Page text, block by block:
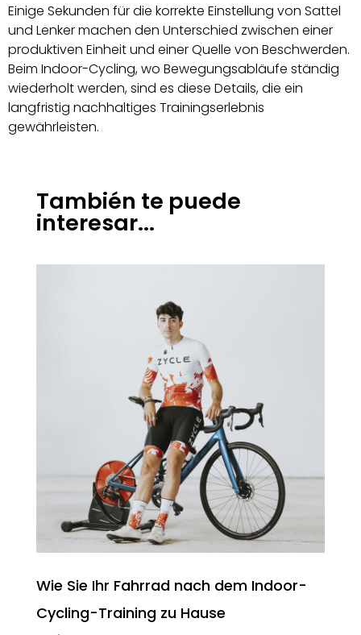
Einige Sekunden für die korrekte Einstellung von Sattel
und Lenker machen den Unterschied zwischen einer
produktiven Einheit und einer Quelle von Beschwerden.
Beim Indoor-Cycling, wo Bewegungsabläufe ständig
wiederholt werden, sind es diese Details, die ein
langfristig nachhaltiges Trainingserlebnis
gewährleisten.
También te puede
interesar...
Wie Sie Ihr Fahrrad nach dem Indoor-
Cycling-Training zu Hause